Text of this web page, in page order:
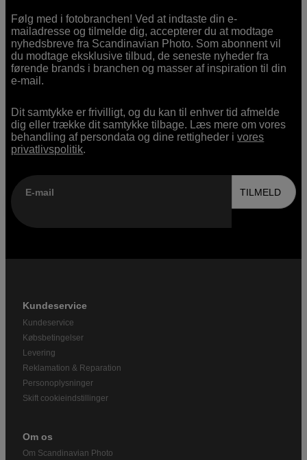
Følg med i fotobranchen! Ved at indtaste din e-
mailadresse og tilmelde dig, accepterer du at modtage
nyhedsbreve fra Scandinavian Photo. Som abonnent vil
du modtage eksklusive tilbud, de seneste nyheder fra
førende brands i branchen og masser af inspiration til din
e-mail.
Dit samtykke er frivilligt, og du kan til enhver tid afmelde
dig eller trække dit samtykke tilbage. Læs mere om vores
behandling af persondata og dine rettigheder ivores
privatlivspolitik.
E-mail TILMELD
Kundeservice
Kundeservice
Købsbetingelser
Levering
Reklamation & Reparation
Personoplysninger
Skift cookieindstillinger
Om os
Om Scandinavian Photo